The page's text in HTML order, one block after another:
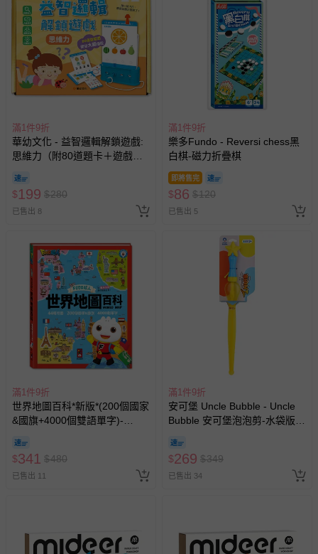
若您對於會員帳號、商品訂購與資訊、購物流程、付款方
式、折價券與購物金的使用、退貨及商品運送方式等有疑
問，你可詳見：媽咪愛客服中心
預購商品：預購為海外同步代購，遇缺貨即會通知媽咪並協
助取消退款事宜。
商品如因「價格、組合」等錯誤原因，導致無法安排出貨，
會主動以簡訊及mail通知訂單取消事宜，並將提供適當補
償。
滿1件9折
華幼文化 - 益智邏輯解鎖遊戲:
思維力（附80道題卡＋遊戲鑰
$199 $280
已售出 8
滿1件9折
樂多Fundo - Reversi chess黑
白棋-磁力折疊棋
即將售完
$86 $120
已售出 5
滿1件9折
世界地圖百科*新版*(200個國家
&國旗+4000個雙語單字)-
$341 $480
已售出 11
滿1件9折
安可堡 Uncle Bubble - Uncle
Bubble 安可堡泡泡剪-水袋版
$269 $349
已售出 34